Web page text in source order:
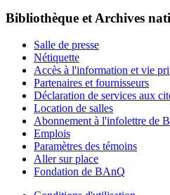
Bibliothèque et Archives
Salle de presse
Nétiquette
Accès à l'information et vie
Partenaires et fournisseurs
Déclaration de services aux
Location de salles
Abonnement à l'infolettre de
Emplois
Paramètres des témoins
Aller sur place
Fondation de BAnQ